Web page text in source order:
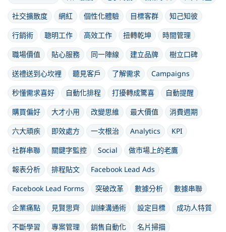
社交擴散度
網紅 個性化體驗 目標客群
知己知彼
行銷術
聰明工作 高效工作 扭轉乾坤
時間管理
職場價值
貼心服務 同一陣線 建立品牌
樹立口碑
送禮送到心坎裡
聽見客戶 了解需求
Campaigns
秒懂需求喜好
自動化排程 打擾轉成驚喜
自動提醒
購買偏好
大才小用 改變思維 最大價值
消費週期
六大頑疾
即效處方 一次根治 Analytics
KPI
社群串聯
關鍵字監控 Social
做市場上的老鷹
報表分析
排程貼文
Facebook Lead Ads
Facebook Lead Forms
突破改革 數據分析
數據串聯
企業痛點
見賢思齊 訓練溝通術 設定目標
成功人特質
不斷學習
專案管理 銷售自動化
名片掃描